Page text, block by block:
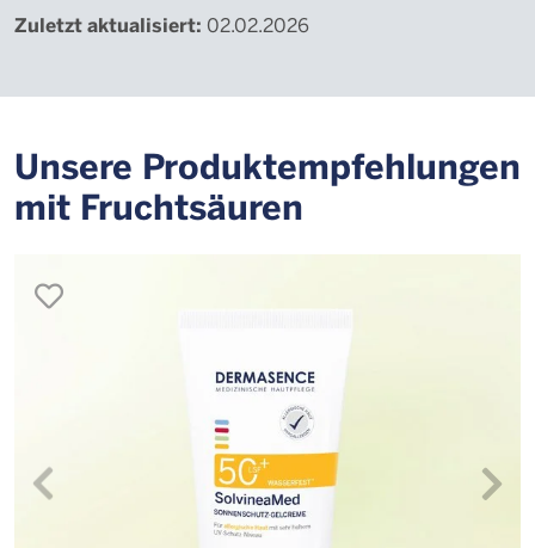
Zuletzt aktualisiert: 02.02.2026
Unsere Produktempfehlungen
mit Fruchtsäuren
merken